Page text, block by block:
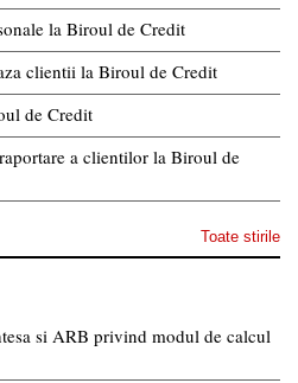
la Biroul de Credit
clientii la Biroul de Credit
de Credit
a clientilor la Biroul de
Toate stirile
si ARB privind modul de calcul